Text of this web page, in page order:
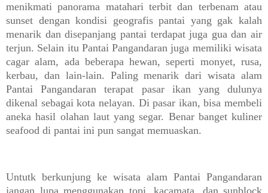
menikmati panorama matahari terbit dan terbenam atau
sunset dengan kondisi geografis pantai yang gak kalah
menarik dan disepanjang pantai terdapat juga gua dan air
terjun. Selain itu Pantai Pangandaran juga memiliki wisata
cagar alam, ada beberapa hewan, seperti monyet, rusa,
kerbau, dan lain-lain. Paling menarik dari wisata alam
Pantai Pangandaran terapat pasar ikan yang dulunya
dikenal sebagai kota nelayan. Di pasar ikan, bisa membeli
aneka hasil olahan laut yang segar. Benar banget kuliner
seafood di pantai ini pun sangat memuaskan.
Untutk berkunjung ke wisata alam Pantai Pangandaran
jangan lupa menggunakan topi, kacamata, dan sunblock